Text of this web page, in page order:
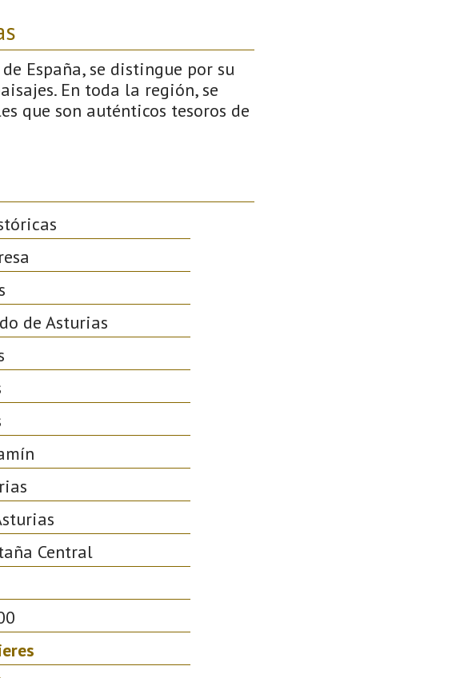
España, se distingue por su
En toda la región, se
que son auténticos tesoros de
de Asturias
Central